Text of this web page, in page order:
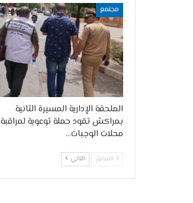
مجتمع
الملحقة الإدارية المسيرة الثانية
بمراكش تقود حملة توعوية لمراقبة
محلات الوجبات…
السابق التالي